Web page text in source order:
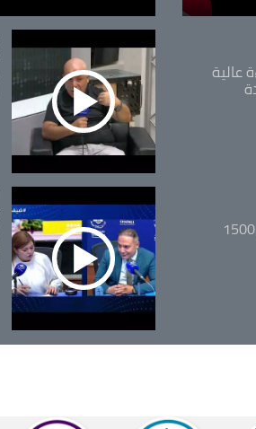
عالية
المدير العام للغابات: 445 حريقاً وأكثر من 1500